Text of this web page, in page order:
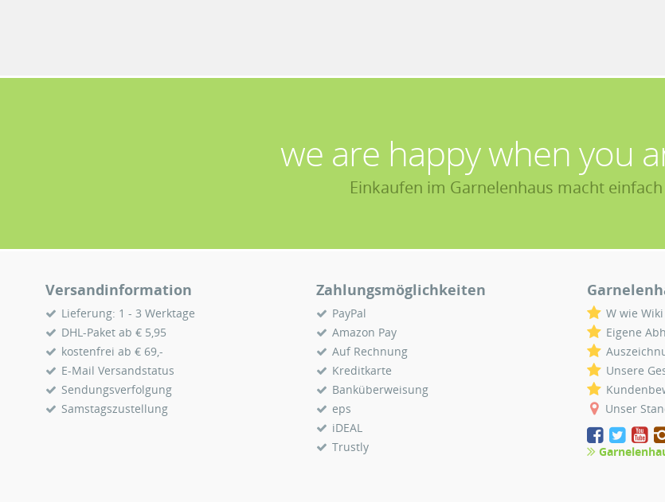
we are happy when you
Einkaufen im Garnelenhaus macht einfach
Versandinformation
Lieferung: 1 - 3 Werktage
DHL-Paket ab € 5,95
kostenfrei ab € 69,-
E-Mail Versandstatus
Sendungsverfolgung
Samstagszustellung
Zahlungsmöglichkeiten
PayPal
Amazon Pay
Auf Rechnung
Kreditkarte
Banküberweisung
eps
iDEAL
Trustly
W wie Wiki
Eigene
Unsere
Unser